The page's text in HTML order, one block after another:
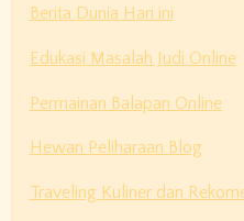
Berita Dunia Hari ini
Edukasi Masalah Judi Online
Permainan Balapan Online
Hewan Peliharaan Blog
Traveling Kuliner dan